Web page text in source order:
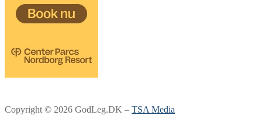
Copyright © 2026 GodLeg.DK – TSA Media